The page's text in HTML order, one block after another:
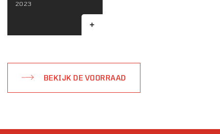
2023
BEKIJK DE VOORRAAD